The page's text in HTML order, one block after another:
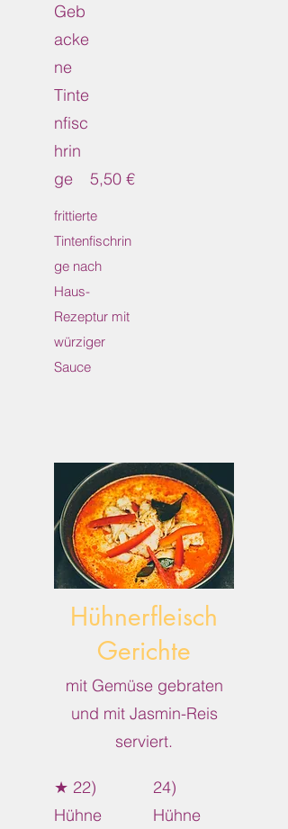
Geb
acke
ne
Tinte
nfisc
hrin
ge
frittierte
Tintenfischrin
ge nach
Haus-
Rezeptur mit
würziger
Sauce
5,50 €
Hühnerfleisch
Gerichte
mit Gemüse gebraten
und mit Jasmin-Reis
serviert.
★ 22)
Hühne
24)
Hühne